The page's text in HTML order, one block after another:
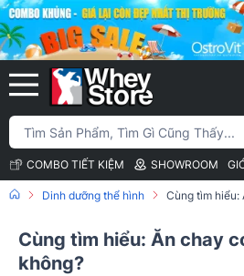
COMBO TIẾT KIỆM SHOWROOM
Dinh dưỡng thể hình Cùng tìm hiểu:
Cùng tìm hiểu: Ăn chay
không?